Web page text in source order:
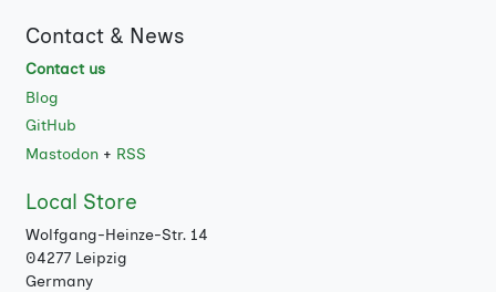
Contact & News
Contact us
Blog
GitHub
Mastodon+ RSS
Local Store
Wolfgang-Heinze-Str. 14
04277 Leipzig
Germany